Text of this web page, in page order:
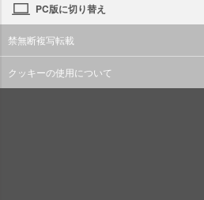
PC版に切り替え
禁無断複写転載
クッキーの使用について